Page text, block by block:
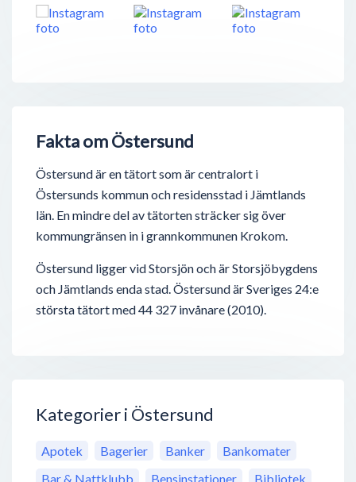
Fakta om Östersund
Östersund är en tätort som är centralort i
Östersunds kommun och residensstad i Jämtlands
län. En mindre del av tätorten sträcker sig över
kommungränsen in i grannkommunen Krokom.
Östersund ligger vid Storsjön och är Storsjöbygdens
och Jämtlands enda stad. Östersund är Sveriges 24:e
största tätort med 44 327 invånare (2010).
Kategorier i Östersund
Apotek Bagerier Banker
Bankomater
Bar & Nattklubb
Bensinstationer
Bibliotek